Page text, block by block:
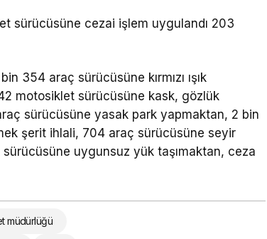
sürücüsüne cezai işlem uygulandı 203
354 araç sürücüsüne kırmızı ışık
motosiklet sürücüsüne kask, gözlük
sürücüsüne yasak park yapmaktan, 2 bin
şerit ihlali, 704 araç sürücüsüne seyir
uygunsuz yük taşımaktan, ceza
müdürlüğü